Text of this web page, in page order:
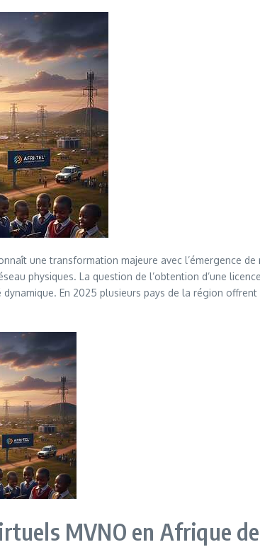
une transformation majeure avec l’émergence
physiques. La question de l’obtention d’une
En 2025 plusieurs pays de la région
MVNO en Afrique de